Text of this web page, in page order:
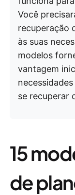
Você
recuperação
às suas
modelos
vantagem
se recuperar
15
de